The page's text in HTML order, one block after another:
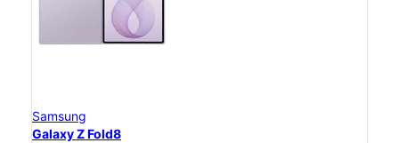
Samsung
Galaxy Z Fold8